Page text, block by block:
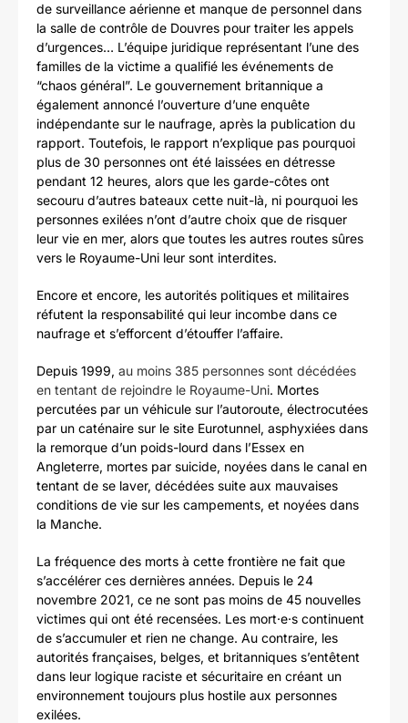
de surveillance aérienne et manque de personnel dans
la salle de contrôle de Douvres pour traiter les appels
d’urgences… L’équipe juridique représentant l’une des
familles de la victime a qualifié les événements de
“chaos général”. Le gouvernement britannique a
également annoncé l’ouverture d’une enquête
indépendante sur le naufrage, après la publication du
rapport. Toutefois, le rapport n’explique pas pourquoi
plus de 30 personnes ont été laissées en détresse
pendant 12 heures, alors que les garde-côtes ont
secouru d’autres bateaux cette nuit-là, ni pourquoi les
personnes exilées n’ont d’autre choix que de risquer
leur vie en mer, alors que toutes les autres routes sûres
vers le Royaume-Uni leur sont interdites.
Encore et encore, les autorités politiques et militaires
réfutent la responsabilité qui leur incombe dans ce
naufrage et s’efforcent d’étouffer l’affaire.
Depuis 1999, au moins 385 personnes sont décédées
en tentant de rejoindre le Royaume-Uni. Mortes
percutées par un véhicule sur l’autoroute, électrocutées
par un caténaire sur le site Eurotunnel, asphyxiées dans
la remorque d’un poids-lourd dans l’Essex en
Angleterre, mortes par suicide, noyées dans le canal en
tentant de se laver, décédées suite aux mauvaises
conditions de vie sur les campements, et noyées dans
la Manche.
La fréquence des morts à cette frontière ne fait que
s’accélérer ces dernières années. Depuis le 24
novembre 2021, ce ne sont pas moins de 45 nouvelles
victimes qui ont été recensées. Les mort·e·s continuent
de s’accumuler et rien ne change. Au contraire, les
autorités françaises, belges, et britanniques s’entêtent
dans leur logique raciste et sécuritaire en créant un
environnement toujours plus hostile aux personnes
exilées.